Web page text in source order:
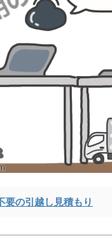
要の引越し見積もり